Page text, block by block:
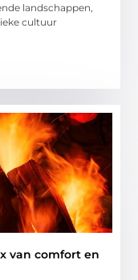
landschappen,
cultuur
van comfort en